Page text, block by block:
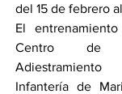
del 15 de febrero
El
Centro de
Infantería de